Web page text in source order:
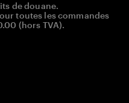
de douane.
toutes les commandes
(hors TVA).